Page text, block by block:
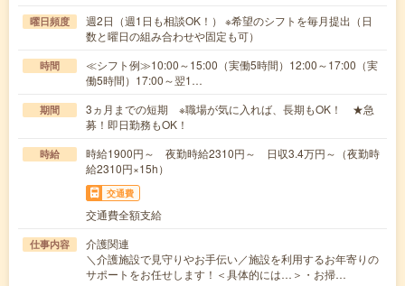
曜日頻度
週2日（週1日も相談OK！） ※希望のシフトを毎月提出（日
数と曜日の組み合わせや固定も可）
時間
≪シフト例≫10:00～15:00（実働5時間）12:00～17:00（実
働5時間）17:00～翌1…
期間
3ヵ月までの短期 ※職場が気に入れば、長期もOK！ ★急
募！即日勤務もOK！
時給
時給1900円～ 夜勤時給2310円～ 日収3.4万円～（夜勤時
給2310円×15h）
交通費
交通費全額支給
仕事内容
介護関連
＼介護施設で見守りやお手伝い／施設を利用するお年寄りの
サポートをお任せします！＜具体的には…＞・お掃…